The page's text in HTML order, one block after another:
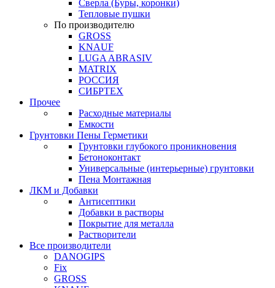
Сверла (Буры, коронки)
Тепловые пушки
По производителю
GROSS
KNAUF
LUGA ABRASIV
MATRIX
РОССИЯ
СИБРТЕХ
Прочее
Расходные материалы
Емкости
Грунтовки Пены Герметики
Грунтовки глубокого проникновения
Бетоноконтакт
Универсальные (интерьерные) грунтовки
Пена Монтажная
ЛКМ и Добавки
Антисептики
Добавки в растворы
Покрытие для металла
Растворители
Все производители
DANOGIPS
Fix
GROSS